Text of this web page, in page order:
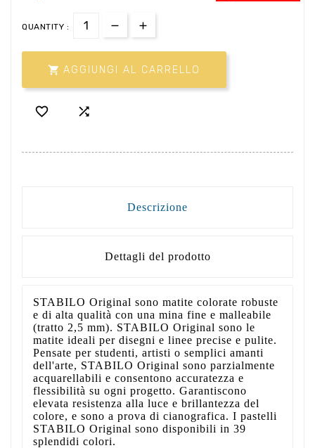
QUANTITY :
 AGGIUNGI AL CARRELLO
 
Descrizione
Dettagli del prodotto
STABILO Original sono matite colorate robuste
e di alta qualità con una mina fine e malleabile
(tratto 2,5 mm). STABILO Original sono le
matite ideali per disegni e linee precise e pulite.
Pensate per studenti, artisti o semplici amanti
dell'arte, STABILO Original sono parzialmente
acquarellabili e consentono accuratezza e
flessibilità su ogni progetto. Garantiscono
elevata resistenza alla luce e brillantezza del
colore, e sono a prova di cianografica. I pastelli
STABILO Original sono disponibili in 39
splendidi colori.